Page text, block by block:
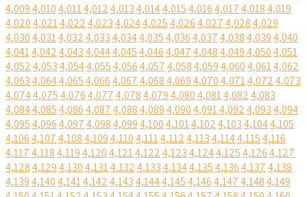
4,0094,0104,0114,0124,0134,0144,0154,0164,0174,0184,019
4,0204,0214,0224,0234,0244,0254,0264,0274,0284,029
4,0304,0314,0324,0334,0344,0354,0364,0374,0384,0394,040
4,0414,0424,0434,0444,0454,0464,0474,0484,0494,0504,051
4,0524,0534,0544,0554,0564,0574,0584,0594,0604,0614,062
4,0634,0644,0654,0664,0674,0684,0694,0704,0714,0724,073
4,0744,0754,0764,0774,0784,0794,0804,0814,0824,083
4,0844,0854,0864,0874,0884,0894,0904,0914,0924,0934,094
4,0954,0964,0974,0984,0994,1004,1014,1024,1034,1044,105
4,1064,1074,1084,1094,1104,1114,1124,1134,1144,1154,116
4,1174,1184,1194,1204,1214,1224,1234,1244,1254,1264,127
4,1284,1294,1304,1314,1324,1334,1344,1354,1364,1374,138
4,1394,1404,1414,1424,1434,1444,1454,1464,1474,1484,149